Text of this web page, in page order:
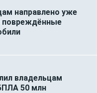
направлено уже
повреждённые
владельцам
50 млн